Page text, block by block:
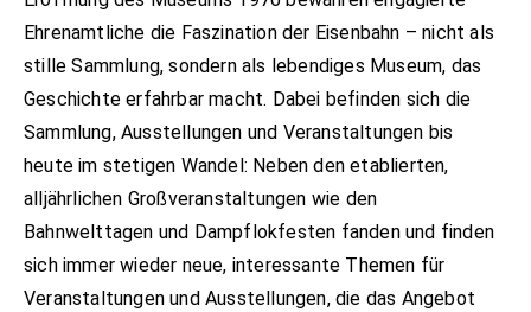
Ehrenamtliche die Faszination der Eisenbahn – nicht als
stille Sammlung, sondern als lebendiges Museum, das
Geschichte erfahrbar macht. Dabei befinden sich die
Sammlung, Ausstellungen und Veranstaltungen bis
heute im stetigen Wandel: Neben den etablierten,
alljährlichen Großveranstaltungen wie den
Bahnwelttagen und Dampflokfesten fanden und finden
sich immer wieder neue, interessante Themen für
Veranstaltungen und Ausstellungen, die das Angebot